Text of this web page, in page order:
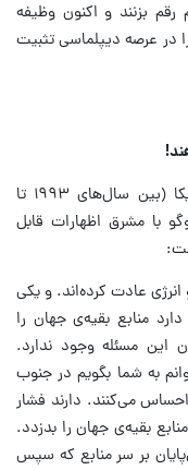
بزنند و اکنون وظیفه
در عرصه دیپلماسی تثبیت
«سینتیا مک‌کینی» نماینده‌ سابق کنگره‌ی آمریکا (بین سال‌های ۱۹۹۳ تا
تا ۲۰۰۷)، در گفت‌وگو با مشرق اظهارات قابل
انرژی عادت کرده‌اند. و یکی
منابع بقیه‌ی جهان را
این مسئله وجود ندارد.
به شما بگویم در جنوب
می‌کنند. دارند فشار
بقیه‌ی جهان را بدزدد.
بر سر منابع که سپس